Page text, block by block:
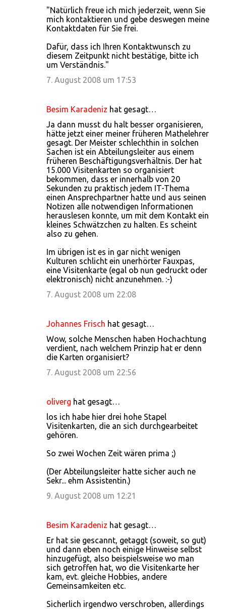
"Natürlich freue ich mich jederzeit, wenn Sie
mich kontaktieren und gebe deswegen meine
Kontaktdaten für Sie frei.
Dafür, dass ich Ihren Kontaktwunsch zu
diesem Zeitpunkt nicht bestätige, bitte ich
um Verständnis."
7. August 2008 um 17:53
Besim Karadeniz hat gesagt…
Ja dann musst du halt besser organisieren,
hätte jetzt einer meiner früheren Mathelehrer
gesagt. Der Meister schlechthin in solchen
Sachen ist ein Abteilungsleiter aus einem
früheren Beschäftigungsverhältnis. Der hat
15.000 Visitenkarten so organisiert
bekommen, dass er innerhalb von 20
Sekunden zu praktisch jedem IT-Thema
einen Ansprechpartner hatte und aus seinen
Notizen alle notwendigen Informationen
herauslesen konnte, um mit dem Kontakt ein
kleines Schwätzchen zu halten. Es scheint
also zu gehen.
Im übrigen ist es in gar nicht wenigen
Kulturen schlicht ein unerhörter Fauxpas,
eine Visitenkarte (egal ob nun gedruckt oder
elektronisch) nicht anzunehmen. :-)
7. August 2008 um 22:08
Johannes Frisch hat gesagt…
Wow, solche Menschen haben Hochachtung
verdient, nach welchem Prinzip hat er denn
die Karten organisiert?
7. August 2008 um 22:56
oliverg hat gesagt…
los ich habe hier drei hohe Stapel
Visitenkarten, die an sich durchgearbeitet
gehören.
So zwei Wochen Zeit wären prima ;)
(Der Abteilungsleiter hatte sicher auch ne
Sekr... ehm Assistentin.)
9. August 2008 um 12:21
Besim Karadeniz hat gesagt…
Er hat sie gescannt, getaggt (soweit, so gut)
und dann eben noch einige Hinweise selbst
hinzugefügt, also beispielsweise wo man
sich getroffen hat, wo die Visitenkarte her
kam, evt. gleiche Hobbies, andere
Gemeinsamkeiten etc.
Sicherlich irgendwo verschroben, allerdings